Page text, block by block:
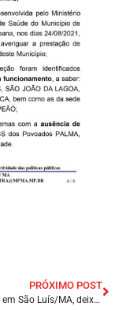
PRÓXIMO POST
Noite de terror em São Luís/MA, deixa 7 mortos e vários feridos.